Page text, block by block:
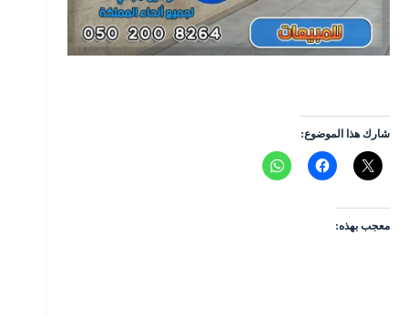
شارك هذا الموضوع:
معجب بهذه: